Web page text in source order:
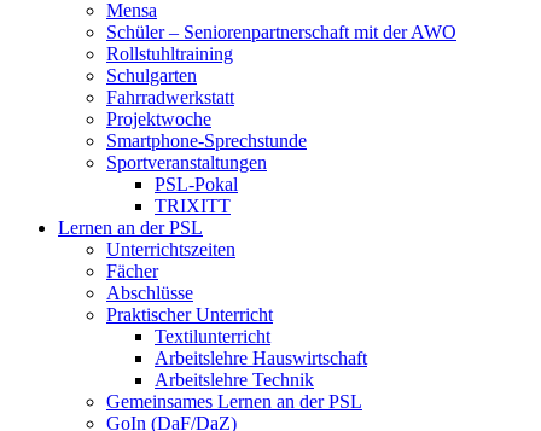
Mensa
Schüler – Seniorenpartnerschaft mit der AWO
Rollstuhltraining
Schulgarten
Fahrradwerkstatt
Projektwoche
Smartphone-Sprechstunde
Sportveranstaltungen
PSL-Pokal
TRIXITT
Lernen an der PSL
Unterrichtszeiten
Fächer
Abschlüsse
Praktischer Unterricht
Textilunterricht
Arbeitslehre Hauswirtschaft
Arbeitslehre Technik
Gemeinsames Lernen an der PSL​
GoIn (DaF/DaZ)